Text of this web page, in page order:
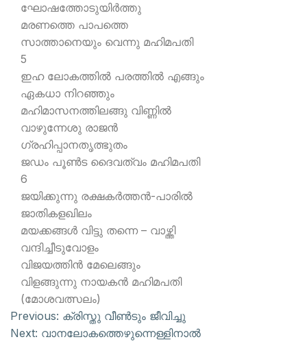
ഘോഷത്തോടുയിര്‍ത്തു
മരണത്തെ പാപത്തെ
സാത്താനെയും വെന്നു മഹിമപതി
5
ഇഹ ലോകത്തില്‍ പരത്തില്‍ എങ്ങും
ഏകധാ നിറഞ്ഞും
മഹിമാസനത്തിലങ്ങു വിണ്ണില്‍
വാഴുന്നേശു രാജന്‍
ഗ്രഹിപ്പാനതൃത്ഭുതം
ജഡം പൂണ്‍ട ദൈവത്വം മഹിമപതി
6
ജയിക്കുന്നു രക്ഷകര്‍ത്തന്‍-പാരില്‍
ജാതികളഖിലം
മയക്കങ്ങള്‍ വിട്ടു തന്നെ – വാഴ്ത്തി
വന്ദിച്ചീടുവോളം
വിജയത്തിന്‍ മേലെങ്ങും
വിളങ്ങുന്നു നായകന്‍ മഹിമപതി
(മോശവത്സലം)
Previous: ക്രിസ്തു വീണ്‍ടും ജീവിച്ചു
Next: വാനലോകത്തെഴുന്നെള്ളിനാല്‍